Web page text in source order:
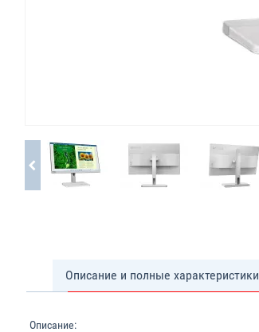
Описание и полные характеристики
Описание: